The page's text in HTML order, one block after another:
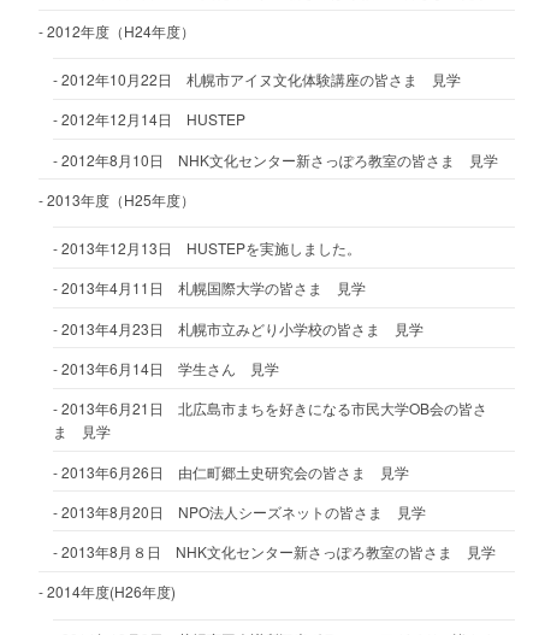
2012年度（H24年度）
2012年10月22日 札幌市アイヌ文化体験講座の皆さま 見学
2012年12月14日 HUSTEP
2012年8月10日 NHK文化センター新さっぽろ教室の皆さま 見学
2013年度（H25年度）
2013年12月13日 HUSTEPを実施しました。
2013年4月11日 札幌国際大学の皆さま 見学
2013年4月23日 札幌市立みどり小学校の皆さま 見学
2013年6月14日 学生さん 見学
2013年6月21日 北広島市まちを好きになる市民大学OB会の皆さ
ま 見学
2013年6月26日 由仁町郷土史研究会の皆さま 見学
2013年8月20日 NPO法人シーズネットの皆さま 見学
2013年8月８日 NHK文化センター新さっぽろ教室の皆さま 見学
2014年度(H26年度)